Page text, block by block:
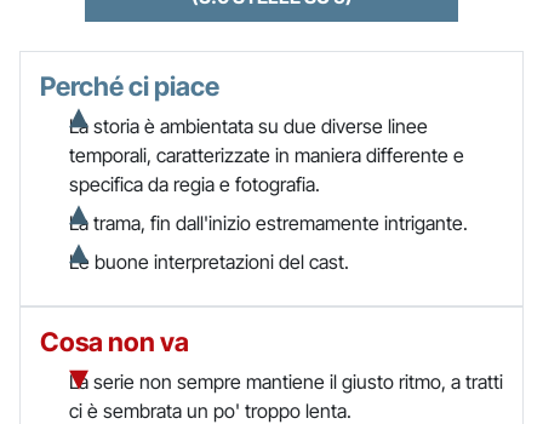
Perché ci piace
La storia è ambientata su due diverse linee
temporali, caratterizzate in maniera differente e
specifica da regia e fotografia.
La trama, fin dall'inizio estremamente intrigante.
Le buone interpretazioni del cast.
Cosa non va
La serie non sempre mantiene il giusto ritmo, a tratti
ci è sembrata un po' troppo lenta.